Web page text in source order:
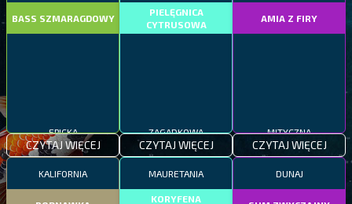
BASS SZMARAGDOWY
EPICKA
CZYTAJ WIĘCEJ
PIELĘGNICA
CYTRUSOWA
ZAGADKOWA
CZYTAJ WIĘCEJ
AMIA Z FIRY
MITYCZNA
CZYTAJ WIĘCEJ
KALIFORNIA MAURETANIA
KORYFENA
DUNAJ